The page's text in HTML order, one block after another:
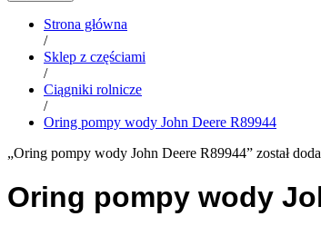
Strona główna
/
Sklep z częściami
/
Ciągniki rolnicze
/
Oring pompy wody John Deere R89944
„Oring pompy wody John Deere R89944” został
Oring pompy wody